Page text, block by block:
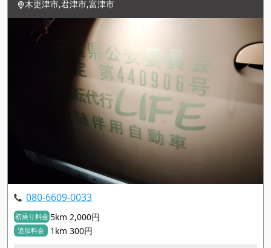
木更津市,君津市,富津市
080-6609-0033
初乗り料金 5km 2,000円
追加料金 1km 300円